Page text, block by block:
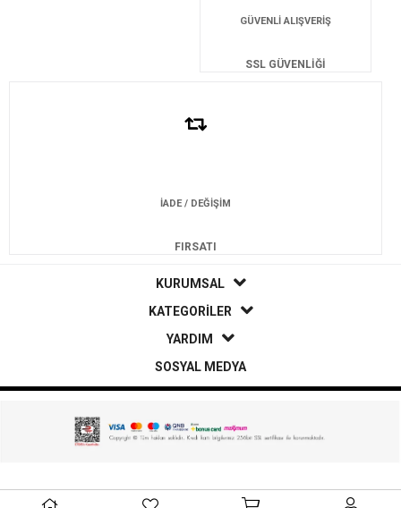
GÜVENLİ ALIŞVERİŞ
SSL GÜVENLİĞİ
İADE / DEĞİŞİM
FIRSATI
KURUMSAL
KATEGORİLER
YARDIM
SOSYAL MEDYA